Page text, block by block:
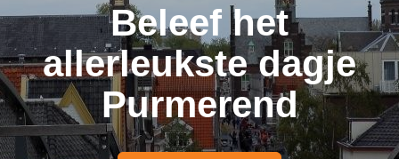
Beleef het
allerleukste dagje
Purmerend